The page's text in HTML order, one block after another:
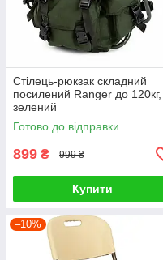
Стілець-рюкзак складний
посилений Ranger до 120кг,
зелений
Готово до відправки
899 ₴ 999 ₴
Купити
–10%